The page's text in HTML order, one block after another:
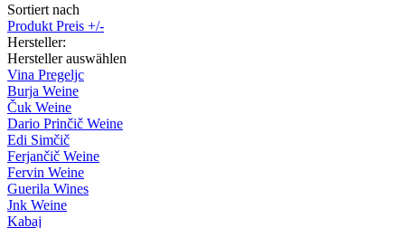
Sortiert nach
Produkt Preis +/-
Hersteller:
Hersteller auswählen
Vina Pregeljc
Burja Weine
Čuk Weine
Dario Prinčič Weine
Edi Simčič
Ferjančič Weine
Fervin Weine
Guerila Wines
Jnk Weine
Kabaj